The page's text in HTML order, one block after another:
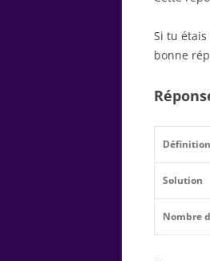
Si tu
bonne
Définition
Solution
Nombre